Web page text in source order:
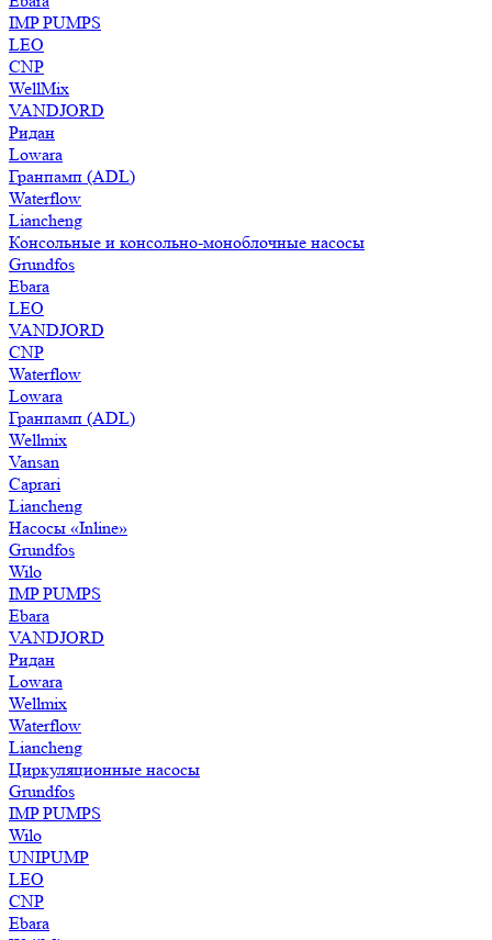
IMP PUMPS
LEO
CNP
WellMix
VANDJORD
Ридан
Lowara
Гранпамп (ADL)
Waterflow
Liancheng
Консольные и консольно-моноблочные насосы
Grundfos
Ebara
LEO
VANDJORD
CNP
Waterflow
Lowara
Гранпамп (ADL)
Wellmix
Vansan
Caprari
Liancheng
Насосы «Inline»
Grundfos
Wilo
IMP PUMPS
Ebara
VANDJORD
Ридан
Lowara
Wellmix
Waterflow
Liancheng
Циркуляционные насосы
Grundfos
IMP PUMPS
Wilo
UNIPUMP
LEO
CNP
Ebara